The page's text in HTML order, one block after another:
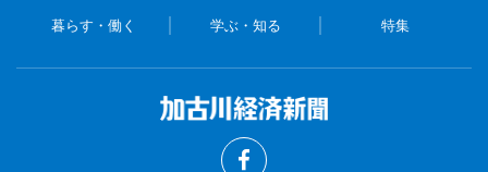
暮らす・働く 学ぶ・知る 特集